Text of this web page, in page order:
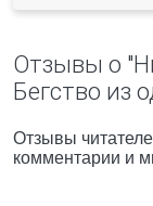
Отзывы о
Бегство из
Отзывы
комментарии и